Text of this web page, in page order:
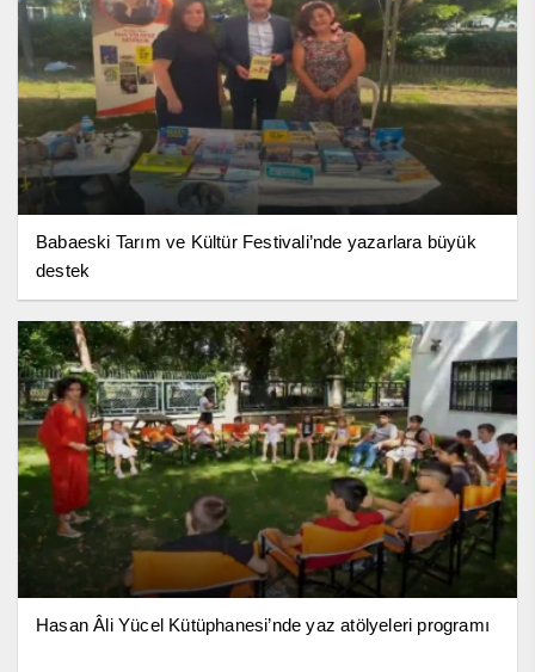
Babaeski Tarım ve Kültür Festivali’nde yazarlara büyük
destek
Hasan Âli Yücel Kütüphanesi’nde yaz atölyeleri programı